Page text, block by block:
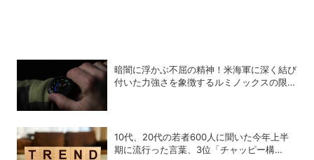
暗闇に浮かぶ不屈の精神！米海軍に深く結び
付いた力強さを象徴するルミノックスの限定
10代、20代の若者600人に聞いた今年上半
期に流行った言葉、3位「チャッピー構